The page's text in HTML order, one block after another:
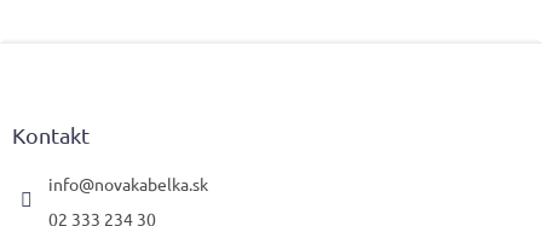
Kontakt
info@novakabelka.sk
02 333 234 30